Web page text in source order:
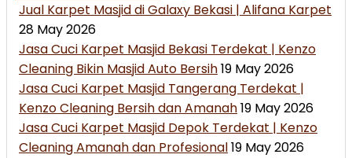
Jual Karpet Masjid di Galaxy Bekasi | Alifana Karpet
28 May 2026
Jasa Cuci Karpet Masjid Bekasi Terdekat | Kenzo
Cleaning Bikin Masjid Auto Bersih19 May 2026
Jasa Cuci Karpet Masjid Tangerang Terdekat |
Kenzo Cleaning Bersih dan Amanah19 May 2026
Jasa Cuci Karpet Masjid Depok Terdekat | Kenzo
Cleaning Amanah dan Profesional19 May 2026